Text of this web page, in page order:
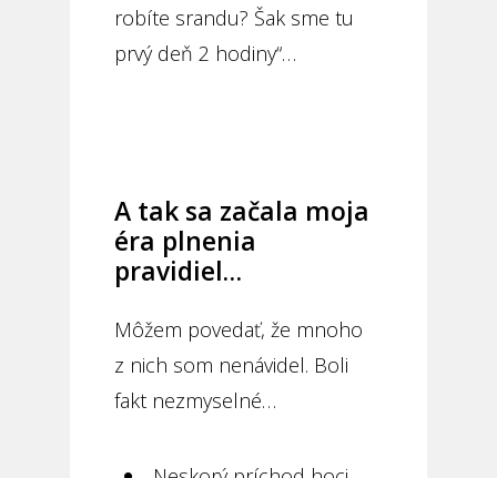
robíte srandu? Šak sme tu
prvý deň 2 hodiny“…
A tak sa začala moja
éra plnenia
pravidiel…
Môžem povedať, že mnoho
z nich som nenávidel. Boli
fakt nezmyselné…